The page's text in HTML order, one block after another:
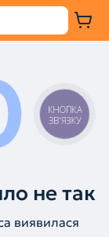
не так
виявилася
КНОПКА
ЗВ'ЯЗКУ